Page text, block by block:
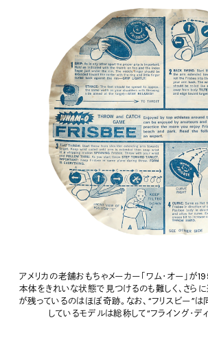
アメリカの老舗おもちゃメーカー「ワム・オー」
本体をきれいな状態で見つけるのも難しく、さら
が残っているのはほぼ奇跡。なお、“フリスビー”
しているモデルは総称して“フライング・デ